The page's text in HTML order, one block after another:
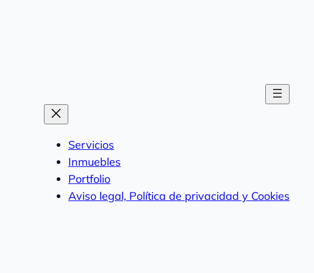
Servicios
Inmuebles
Portfolio
Aviso legal, Política de privacidad y Cookies